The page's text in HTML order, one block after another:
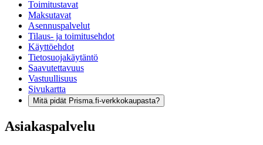
Toimitustavat
Maksutavat
Asennuspalvelut
Tilaus- ja toimitusehdot
Käyttöehdot
Tietosuojakäytäntö
Saavutettavuus
Vastuullisuus
Sivukartta
Mitä pidät Prisma.fi-verkkokaupasta?
Asiakaspalvelu